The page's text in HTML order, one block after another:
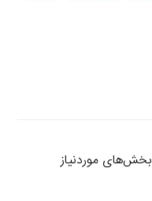
بخش‌های موردنیاز